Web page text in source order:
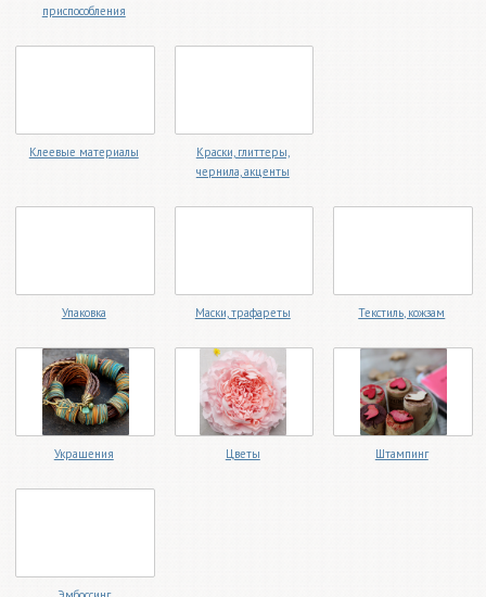
приспособления
Клеевые материалы
Краски, глиттеры,
чернила, акценты
Упаковка Маски, трафареты Текстиль, кожзам
Украшения Цветы Штампинг